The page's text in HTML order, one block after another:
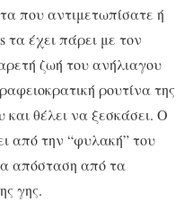
που αντιμετωπίσατε ή
τα έχει πάρει με τον
ζωή του ανήλιαγου
ρουτίνα της
θέλει να ξεσκάσει. Ο
από την “φυλακή” του
απόσταση από τα
γης.